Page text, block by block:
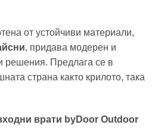
от устойчиви материали,
, придава модерен и
решения. Предлага се в
страна както крилото, така
врати byDoor Outdoor